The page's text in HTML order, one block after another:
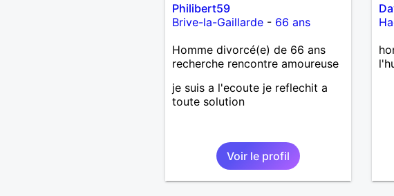
Philibert59
Brive-la-Gaillarde- 66 ans
Homme divorcé(e) de 66 ans
recherche rencontre amoureuse
je suis a l'ecoute je reflechit a
toute solution
Voir le profil